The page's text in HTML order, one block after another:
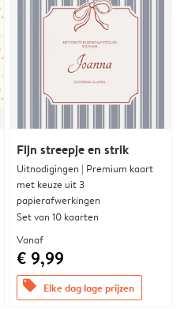
Fijn streepje en strik
Uitnodigingen | Premium kaart
met keuze uit 3
papierafwerkingen
Set van 10 kaarten
Vanaf
€ 9,99
offers Elke dag lage prijzen